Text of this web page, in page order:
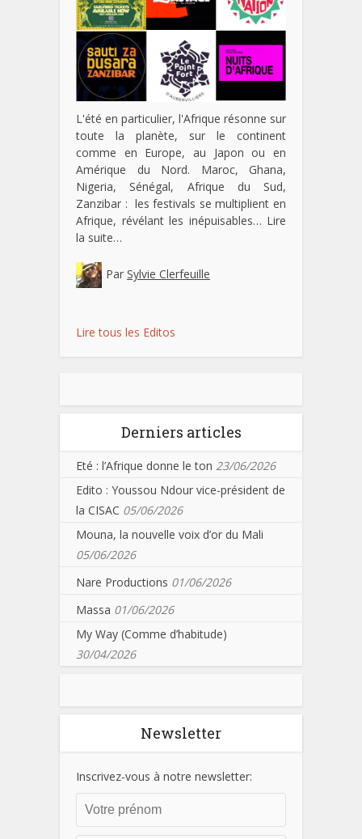
L'été en particulier, l'Afrique résonne sur
toute la planète, sur le continent
comme en Europe, au Japon ou en
Amérique du Nord. Maroc, Ghana,
Nigeria, Sénégal, Afrique du Sud,
Zanzibar : les festivals se multiplient en
Afrique, révélant les inépuisables… Lire
la suite…
Par Sylvie Clerfeuille
Lire tous les Editos
Derniers articles
Eté : l’Afrique donne le ton 23/06/2026
Edito : Youssou Ndour vice-président de
la CISAC 05/06/2026
Mouna, la nouvelle voix d’or du Mali
05/06/2026
Nare Productions 01/06/2026
Massa 01/06/2026
My Way (Comme d’habitude)
30/04/2026
Newsletter
Inscrivez-vous à notre newsletter: